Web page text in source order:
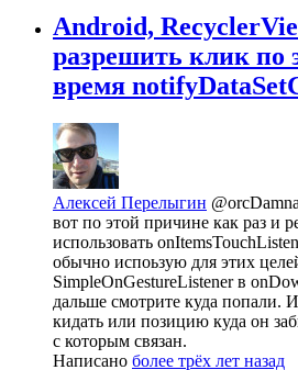
Android,
разрешить клик по
время
Алексей Перелыгин
вот по этой причине как раз и
использовать
обычно испоьзую для этих
SimpleOnGestureListener в
дальше смотрите куда попали.
кидать или позицию куда он
с которым связан.
Написано более трёх лет назад